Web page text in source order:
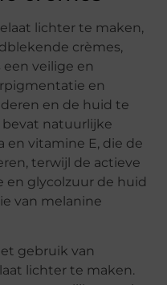
lichter te maken,
crèmes,
een veilige en
en
en de huid te
natuurlijke
en vitamine E, die de
terwijl de actieve
en glycolzuur de huid
van melanine
gebruik van
lichter te maken.